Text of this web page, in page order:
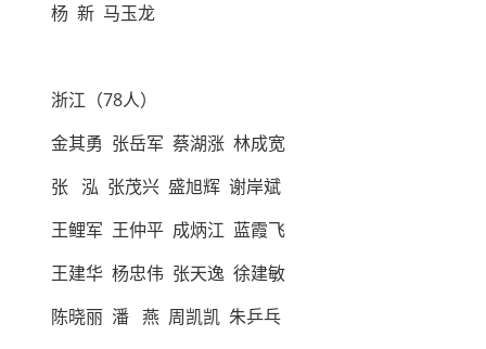
杨 新 马玉龙
浙江（78人）
金其勇 张岳军 蔡湖涨 林成宽
张 泓 张茂兴 盛旭辉 谢岸斌
王鲤军 王仲平 成炳江 蓝霞飞
王建华 杨忠伟 张天逸 徐建敏
陈晓丽 潘 燕 周凯凯 朱乒乓